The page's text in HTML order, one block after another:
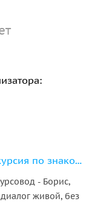
Моя Москва — автомобильная экскурсия по знаковым местам столицы
- Борис,
живой, без